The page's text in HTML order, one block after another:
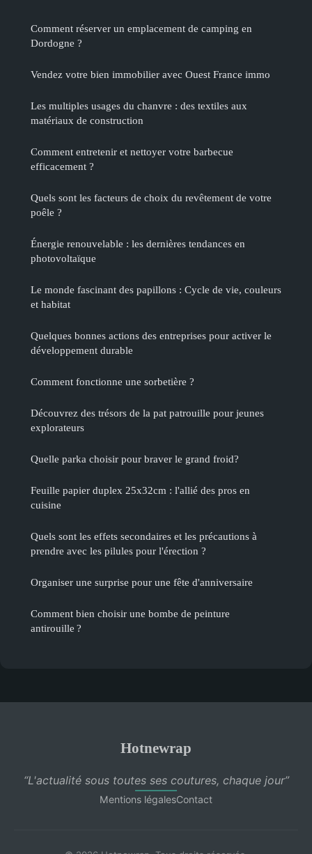
Comment réserver un emplacement de camping en
Dordogne ?
Vendez votre bien immobilier avec Ouest France immo
Les multiples usages du chanvre : des textiles aux
matériaux de construction
Comment entretenir et nettoyer votre barbecue
efficacement ?
Quels sont les facteurs de choix du revêtement de votre
poêle ?
Énergie renouvelable : les dernières tendances en
photovoltaïque
Le monde fascinant des papillons : Cycle de vie, couleurs
et habitat
Quelques bonnes actions des entreprises pour activer le
développement durable
Comment fonctionne une sorbetière ?
Découvrez des trésors de la pat patrouille pour jeunes
explorateurs
Quelle parka choisir pour braver le grand froid?
Feuille papier duplex 25x32cm : l'allié des pros en
cuisine
Quels sont les effets secondaires et les précautions à
prendre avec les pilules pour l'érection ?
Organiser une surprise pour une fête d'anniversaire
Comment bien choisir une bombe de peinture
antirouille ?
Hotnewrap
“L'actualité sous toutes ses coutures, chaque jour”
Mentions légalesContact